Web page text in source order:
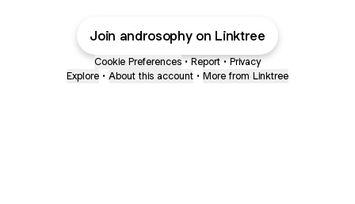
Join androsophy on Linktree
Cookie Preferences • Report • Privacy
Explore • About this account • More from Linktree